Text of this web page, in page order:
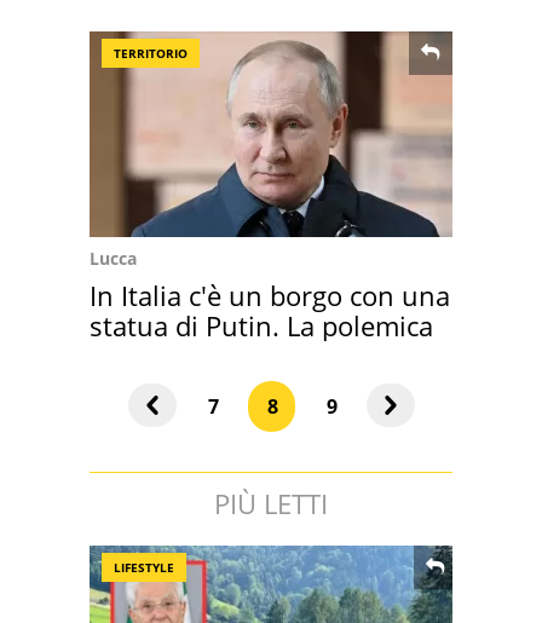
TERRITORIO
Lucca
In Italia c'è un borgo con una
statua di Putin. La polemica
7 8 9
PIÙ LETTI
LIFESTYLE